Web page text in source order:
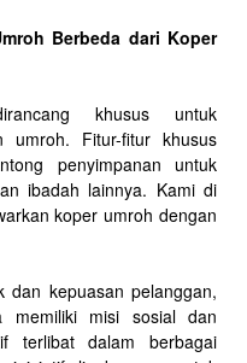
Berbeda dari Koper
khusus untuk
umroh. Fitur-fitur khusus
penyimpanan untuk
ibadah lainnya. Kami di
koper umroh dengan
dan kepuasan pelanggan,
memiliki misi sosial dan
terlibat dalam berbagai